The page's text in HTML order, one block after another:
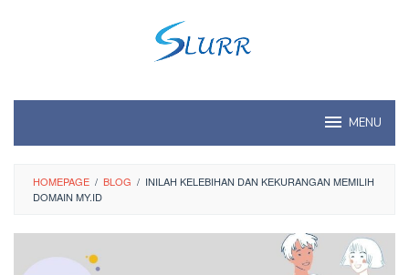
MENU
HOMEPAGE / BLOG / INILAH KELEBIHAN DAN KEKURANGAN MEMILIH
DOMAIN MY.ID